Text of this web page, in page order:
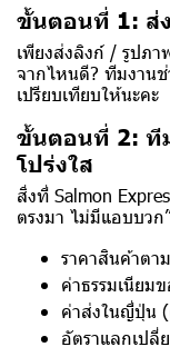
ขั้นตอนที่ 1: ส่
เพียงส่งลิงก์ / รูปภา
จากไหนดี? ทีมงาน
เปรียบเทียบให้นะคะ
ขั้นตอนที่ 2: ที
โปร่งใส
สิ่งที่ Salmon
ตรงมา ไม่มีแอบบวก
ราคาสินค้าตา
ค่าธรรมเนียม
ค่าส่งในญี่ปุ่น
อัตราแลกเป